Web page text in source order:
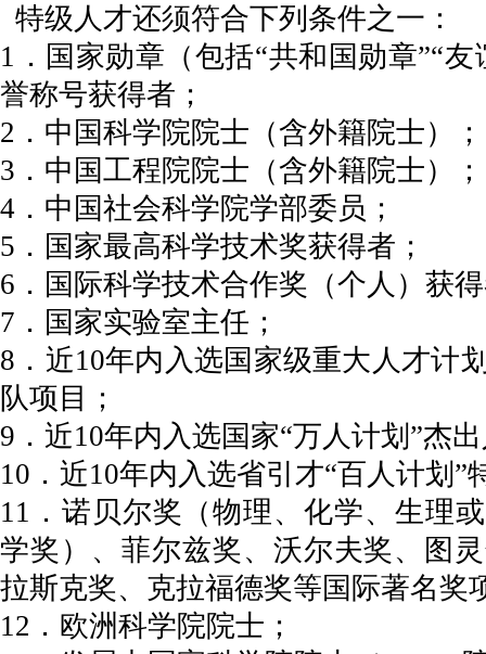
特级人才还须符合下列条件之一：
1．国家勋章（包括“共和国勋章”“
誉称号获得者；
2．中国科学院院士（含外籍院士）；
3．中国工程院院士（含外籍院士）；
4．中国社会科学院学部委员；
5．国家最高科学技术奖获得者；
6．国际科学技术合作奖（个人）获
7．国家实验室主任；
8．近10年内入选国家级重大人才计
队项目；
9．近10年内入选国家“万人计划”杰
10．近10年内入选省引才“百人计划”
11．诺贝尔奖（物理、化学、生理
学奖）、菲尔兹奖、沃尔夫奖、图
拉斯克奖、克拉福德奖等国际著名奖
12．欧洲科学院院士；